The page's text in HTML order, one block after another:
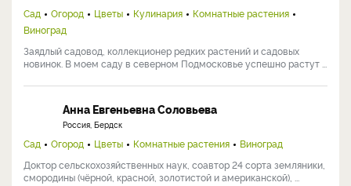
Сад Огород Цветы Кулинария
Комнатные растения
Виноград
Заядлый садовод, коллекционер редких растений и садовых
новинок. В моем саду в северном Подмосковье успешно растут ...
Анна Евгеньевна Соловьева
Россия, Бердск
Сад Огород Цветы Комнатные растения
Виноград
Доктор сельскохозяйственных наук, соавтор 24 сорта земляники,
смородины (чёрной, красной, золотистой и американской), ...